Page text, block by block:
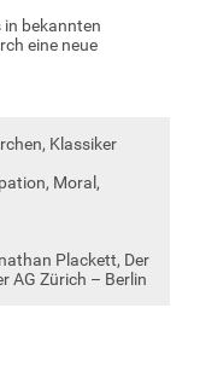
in bekannten
eine neue
Klassiker
Moral,
Plackett, Der
AG Zürich – Berlin